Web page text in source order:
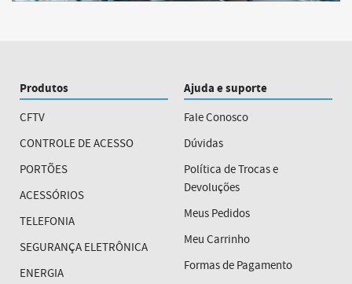
Produtos
CFTV
CONTROLE DE ACESSO
PORTÕES
ACESSÓRIOS
TELEFONIA
SEGURANÇA ELETRÔNICA
ENERGIA
Ajuda e suporte
Fale Conosco
Dúvidas
Política de Trocas e
Devoluções
Meus Pedidos
Meu Carrinho
Formas de Pagamento